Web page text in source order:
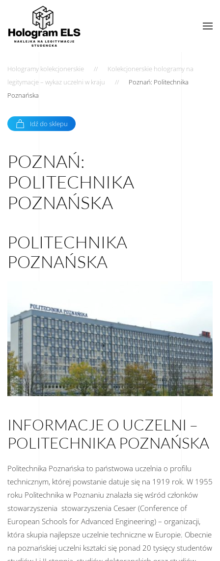
Hologramy kolekcjonerskie
Kolekcjonerskie hologramy na
legitymacje – wykaz uczelni w kraju
Poznań: Politechnika
Poznańska
Idź do sklepu
POZNAŃ:
POLITECHNIKA
POZNAŃSKA
POLITECHNIKA
POZNAŃSKA
INFORMACJE O UCZELNI –
POLITECHNIKA POZNAŃSKA
Politechnika Poznańska to państwowa uczelnia o profilu
technicznym, której powstanie datuje się na 1919 rok. W 1955
roku Politechnika w Poznaniu znalazła się wśród członków
stowarzyszenia stowarzyszenia Cesaer (Conference of
European Schools for Advanced Engineering) – organizacji,
która skupia najlepsze uczelnie techniczne w Europie. Obecnie
na poznańskiej uczelni kształci się ponad 20 tysięcy studentów